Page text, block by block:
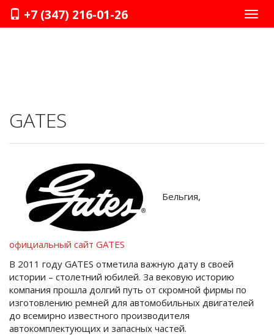
+7 (347) 216-01-26
GATES
Бельгия,
официальный сайт GATES
В 2011 году GATES отметила важную дату в своей
истории – столетний юбилей. За вековую историю
компания прошла долгий путь от скромной фирмы по
изготовлению ремней для автомобильных двигателей
до всемирно известного производителя
автокомплектующих и запасных частей.